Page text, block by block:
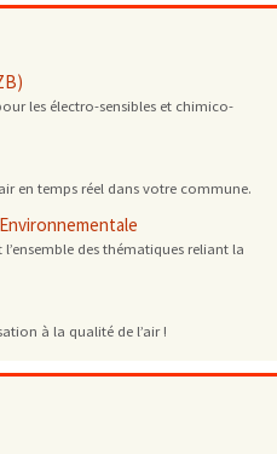
les électro-sensibles et chimico-
en temps réel dans votre commune.
des thématiques reliant la
à la qualité de l’air !